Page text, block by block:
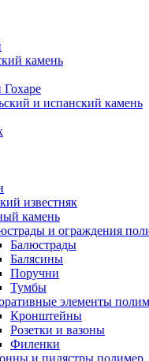
камень
и испанский камень
известняк
камень
и ограждения
Балюстрады
Балясины
Поручни
Тумбы
элементы
Кронштейны
Розетки и вазоны
Филенки
и пилястры полимер